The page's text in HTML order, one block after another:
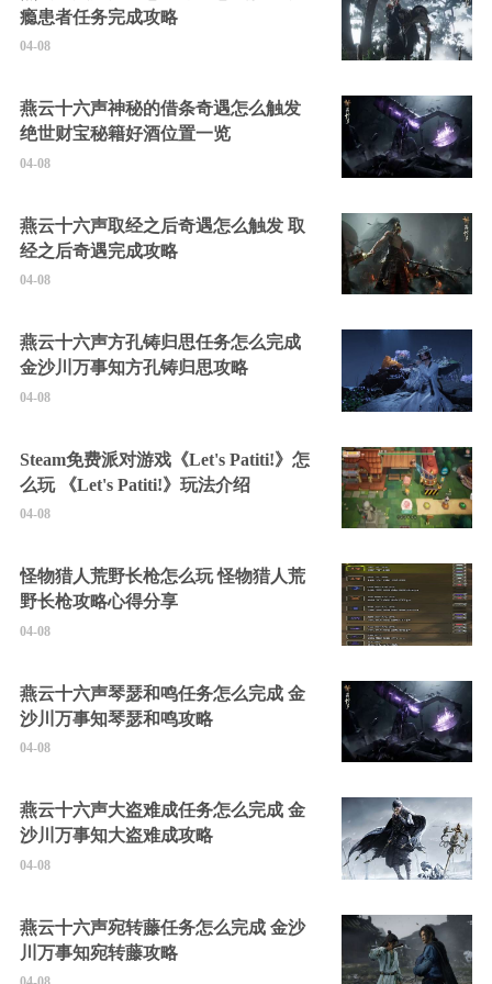
瘾患者任务完成攻略
04-08
燕云十六声神秘的借条奇遇怎么触发
绝世财宝秘籍好酒位置一览
04-08
燕云十六声取经之后奇遇怎么触发 取
经之后奇遇完成攻略
04-08
燕云十六声方孔铸归思任务怎么完成
金沙川万事知方孔铸归思攻略
04-08
Steam免费派对游戏《Let's Patiti!》怎
么玩 《Let's Patiti!》玩法介绍
04-08
怪物猎人荒野长枪怎么玩 怪物猎人荒
野长枪攻略心得分享
04-08
燕云十六声琴瑟和鸣任务怎么完成 金
沙川万事知琴瑟和鸣攻略
04-08
燕云十六声大盗难成任务怎么完成 金
沙川万事知大盗难成攻略
04-08
燕云十六声宛转藤任务怎么完成 金沙
川万事知宛转藤攻略